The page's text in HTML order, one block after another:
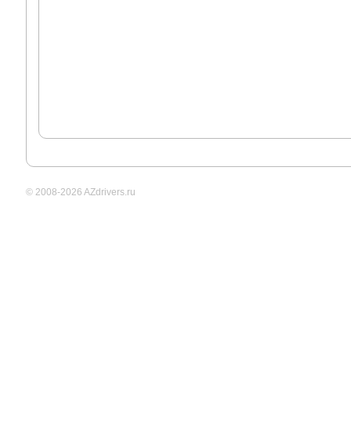
© 2008-2026 AZdrivers.ru